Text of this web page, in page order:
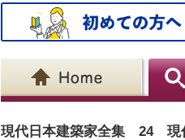
現代日本建築家全集 24